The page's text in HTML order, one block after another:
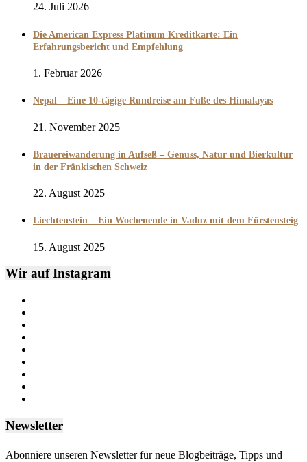
24. Juli 2026
Die American Express Platinum Kreditkarte: Ein
Erfahrungsbericht und Empfehlung
1. Februar 2026
Nepal – Eine 10-tägige Rundreise am Fuße des Himalayas
21. November 2025
Brauereiwanderung in Aufseß – Genuss, Natur und Bierkultur
in der Fränkischen Schweiz
22. August 2025
Liechtenstein – Ein Wochenende in Vaduz mit dem Fürstensteig
15. August 2025
Wir auf Instagram
Newsletter
Abonniere unseren Newsletter für neue Blogbeiträge, Tipps und